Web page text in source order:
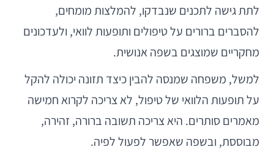
לתת גישה לתכנים שנבדקו, להמלצות מומחים,
להסברים ברורים על טיפולים ותופעות לוואי, ולעדכונים
מחקריים שמוצגים בשפה אנושית.
למשל, משפחה שמנסה להבין כיצד תזונה יכולה להקל
על תופעות הלוואי של טיפול, לא צריכה לקרוא חמישה
מאמרים סותרים. היא צריכה תשובה ברורה, זהירה,
מבוססת, ובשפה שאפשר לפעול לפיה.